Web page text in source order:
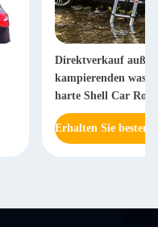
Direktverkauf
kampierenden
harte Shell Car
SUVs-Auto
Erhalten Sie besten